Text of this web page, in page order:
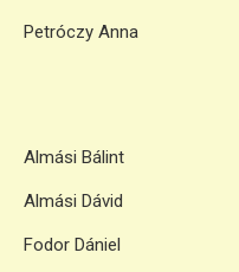
Petróczy Anna
Almási Bálint
Almási Dávid
Fodor Dániel